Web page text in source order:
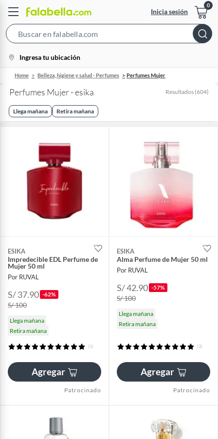
Inicia sesión
Bar
location-
icon
Ingresa tu ubicación
Home Belleza, higiene y salud - Perfumes Perfumes Mujer
Perfumes Mujer - esika Resultados (604)
Llega mañana Retira mañana
ESIKA
Impredecible EDL Perfume de
Mujer 50 ml
Por RUVAL
S/ 37.90 -62%
S/ 100
Llega mañana
Retira mañana
(1)
Agregar
Patrocinado
ESIKA
Alma Perfume de Mujer 50 ml
Por RUVAL
S/ 42.90 -57%
S/ 100
Llega mañana
Retira mañana
(3)
Agregar
Patrocinado